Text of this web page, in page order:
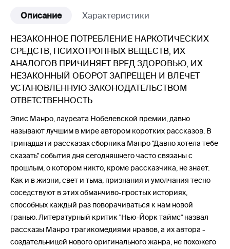
Описание Характеристики
НЕЗАКОННОЕ ПОТРЕБЛЕНИЕ НАРКОТИЧЕСКИХ
СРЕДСТВ, ПСИХОТРОПНЫХ ВЕЩЕСТВ, ИХ
АНАЛОГОВ ПРИЧИНЯЕТ ВРЕД ЗДОРОВЬЮ, ИХ
НЕЗАКОННЫЙ ОБОРОТ ЗАПРЕЩЕН И ВЛЕЧЕТ
УСТАНОВЛЕННУЮ ЗАКОНОДАТЕЛЬСТВОМ
ОТВЕТСТВЕННОСТЬ
Элис Манро, лауреата Нобелевской премии, давно
называют лучшим в мире автором коротких рассказов. В
тринадцати рассказах сборника Манро "Давно хотела тебе
сказать" события дня сегодняшнего часто связаны с
прошлым, о котором никто, кроме рассказчика, не знает.
Как и в жизни, свет и тьма, признания и умолчания тесно
соседствуют в этих обманчиво-простых историях,
способных каждый раз поворачиваться к нам новой
гранью. Литературный критик "Нью-Йорк таймс" назвал
рассказы Манро трагикомедиями нравов, а их автора -
создательницей нового оригинального жанра, не похожего